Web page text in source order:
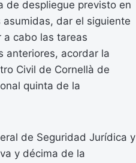
de despliegue previsto en
dar el siguiente
a cabo las tareas
anteriores, acordar la
Civil de Cornellà de
quinta de la
de Seguridad Jurídica y
y décima de la